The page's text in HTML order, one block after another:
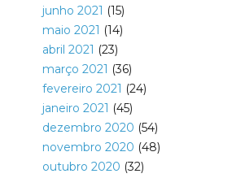
junho 2021 (15)
maio 2021 (14)
abril 2021 (23)
março 2021 (36)
fevereiro 2021 (24)
janeiro 2021 (45)
dezembro 2020 (54)
novembro 2020 (48)
outubro 2020 (32)